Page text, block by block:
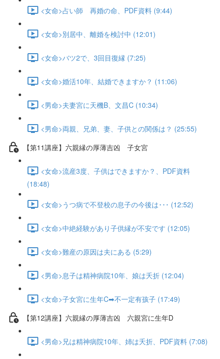
<女命>占い師 再婚の命、PDF資料 (9:44)
<女命>別居中、離婚を検討中 (12:01)
<女命>バツ2で、3回目復縁 (7:25)
<女命>婚活10年、結婚できますか？ (11:06)
<男命>夫妻宮に天機B、文昌C (10:34)
<男命>両親、兄弟、妻、子供との関係は？ (25:55)
【第11講座】六親縁の厚薄吉凶 子女宮
<女命>流産3度、子供はできますか？、PDF資料
(18:48)
<女命>うつ病で不登校の息子の今後は･･･ (12:52)
<女命>中絶経験があり子供縁が不安です (12:05)
<女命>難産の原因は夫にある (5:29)
<男命>息子は精神病院10年、娘は夭折 (12:04)
<女命>子女宮に生年C➡不一定有孩子 (17:49)
【第12講座】六親縁の厚薄吉凶 六親宮に生年D
<男命>兄は精神病院10年、姉は夭折、PDF資料 (7:08)